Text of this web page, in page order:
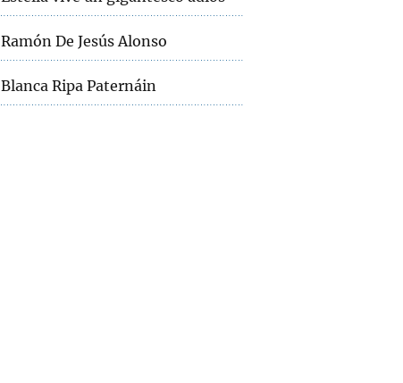
Ramón De Jesús Alonso
Blanca Ripa Paternáin